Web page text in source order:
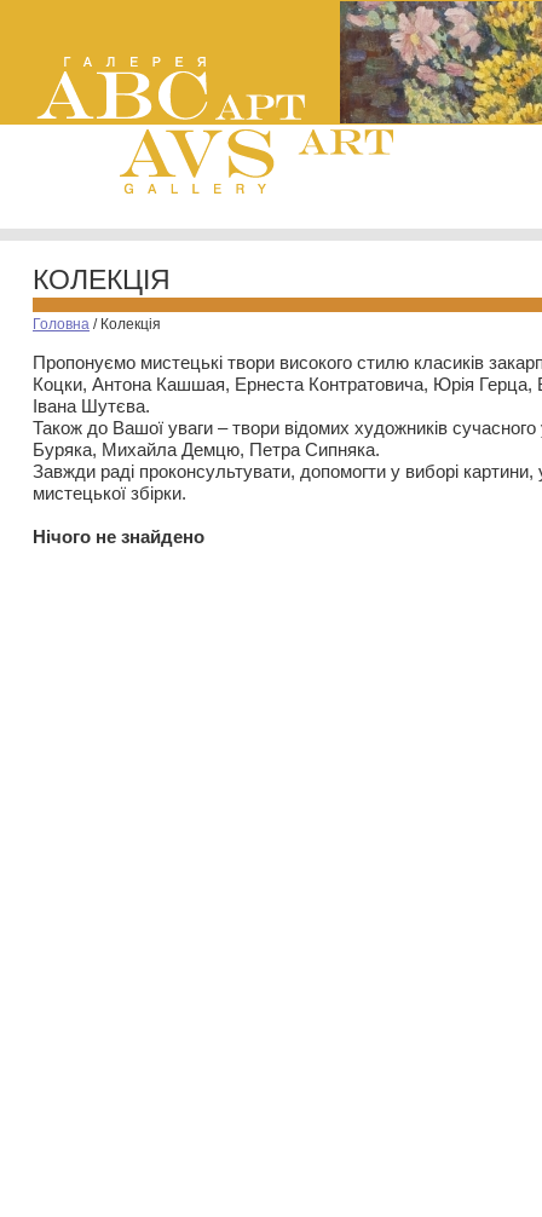
КОЛЕКЦІЯ
Головна / Колекція
Пропонуємо мистецькі твори високого стилю класиків
Коцки, Антона Кашшая, Ернеста Контратовича, Юрія
Івана Шутєва.
Також до Вашої уваги – твори відомих художників
Буряка, Михайла Демцю, Петра Сипняка.
Завжди раді проконсультувати, допомогти у виборі картини,
мистецької збірки.
Нiчого не знайдено